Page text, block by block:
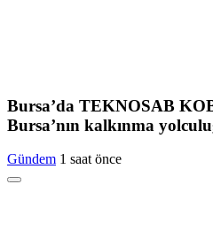
Bursa’da TEKNOSAB
Bursa’nın kalkınma
Gündem 1 saat önce